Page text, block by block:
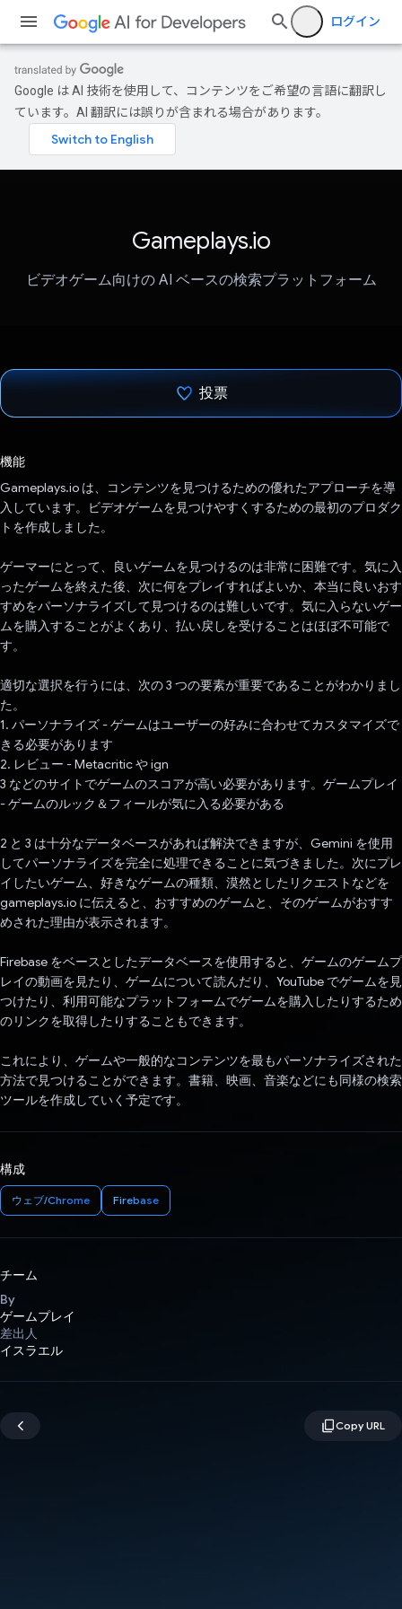
ログイン
Google は AI 技術を使用して、コンテンツをご希望の言語に翻訳し
ています。AI 翻訳には誤りが含まれる場合があります。
Gameplays.io
ビデオゲーム向けの AI ベースの検索プラットフォーム
投票
機能
Gameplays.io は、コンテンツを見つけるための優れたアプローチを導
入しています。ビデオゲームを見つけやすくするための最初のプロダク
トを作成しました。
ゲーマーにとって、良いゲームを見つけるのは非常に困難です。気に入
ったゲームを終えた後、次に何をプレイすればよいか、本当に良いおす
すめをパーソナライズして見つけるのは難しいです。気に入らないゲー
ムを購入することがよくあり、払い戻しを受けることはほぼ不可能で
す。
適切な選択を行うには、次の 3 つの要素が重要であることがわかりまし
た。
1. パーソナライズ - ゲームはユーザーの好みに合わせてカスタマイズで
きる必要があります
2. レビュー - Metacritic や ign
3 などのサイトでゲームのスコアが高い必要があります。ゲームプレイ
- ゲームのルック＆フィールが気に入る必要がある
2 と 3 は十分なデータベースがあれば解決できますが、Gemini を使用
してパーソナライズを完全に処理できることに気づきました。次にプレ
イしたいゲーム、好きなゲームの種類、漠然としたリクエストなどを
gameplays.io に伝えると、おすすめのゲームと、そのゲームがおすす
めされた理由が表示されます。
Firebase をベースとしたデータベースを使用すると、ゲームのゲームプ
レイの動画を見たり、ゲームについて読んだり、YouTube でゲームを見
つけたり、利用可能なプラットフォームでゲームを購入したりするため
のリンクを取得したりすることもできます。
これにより、ゲームや一般的なコンテンツを最もパーソナライズされた
方法で見つけることができます。書籍、映画、音楽などにも同様の検索
ツールを作成していく予定です。
構成
ウェブ/Chrome Firebase
チーム
By
ゲームプレイ
差出人
イスラエル